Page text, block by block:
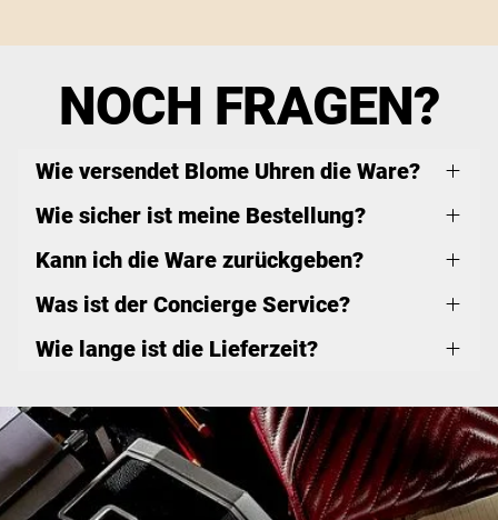
NOCH FRAGEN?
Wie versendet Blome Uhren die Ware?
Wie sicher ist meine Bestellung?
Kann ich die Ware zurückgeben?
Was ist der Concierge Service?
Wie lange ist die Lieferzeit?